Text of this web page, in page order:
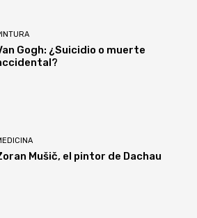
Gogh: ¿Suicidio o muerte
Mušič, el pintor de Dachau